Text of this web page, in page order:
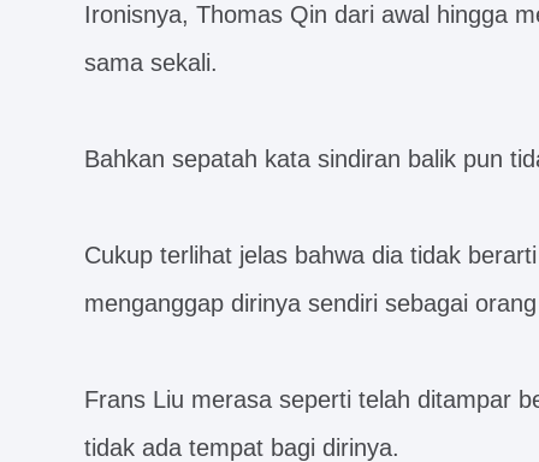
Ironisnya, Thomas Qin dari awal hingga
sama sekali.
Bahkan sepatah kata sindiran balik pun
Cukup terlihat jelas bahwa dia tidak
menganggap dirinya sendiri sebagai
Frans Liu merasa seperti telah ditampar
tidak ada tempat bagi dirinya.